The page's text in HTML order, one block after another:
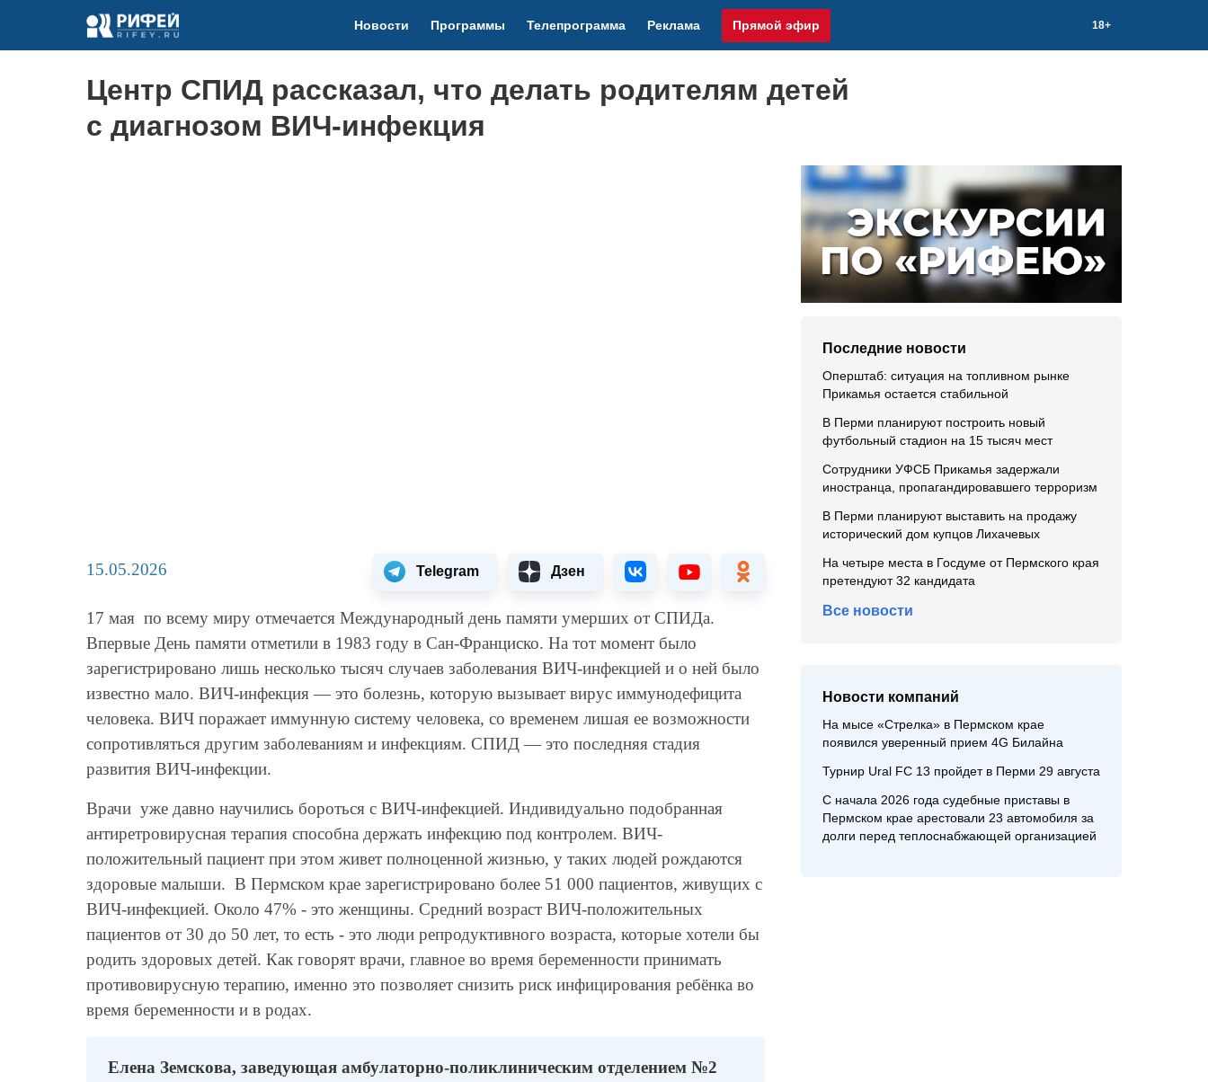
Новости Программы Телепрограмма Реклама Прямой эфир 18+
Центр СПИД рассказал, что делать родителям детей
с диагнозом ВИЧ-инфекция
15.05.2026 Telegram Дзен
17 мая по всему миру отмечается Международный день памяти умерших от СПИДа.
Впервые День памяти отметили в 1983 году в Сан-Франциско. На тот момент было
зарегистрировано лишь несколько тысяч случаев заболевания ВИЧ-инфекцией и о ней было
известно мало. ВИЧ-инфекция — это болезнь, которую вызывает вирус иммунодефицита
человека. ВИЧ поражает иммунную систему человека, со временем лишая ее возможности
сопротивляться другим заболеваниям и инфекциям. СПИД — это последняя стадия
развития ВИЧ-инфекции.
Врачи уже давно научились бороться с ВИЧ-инфекцией. Индивидуально подобранная
антиретровирусная терапия способна держать инфекцию под контролем. ВИЧ-
положительный пациент при этом живет полноценной жизнью, у таких людей рождаются
здоровые малыши. В Пермском крае зарегистрировано более 51 000 пациентов, живущих с
ВИЧ-инфекцией. Около 47% - это женщины. Средний возраст ВИЧ-положительных
пациентов от 30 до 50 лет, то есть - это люди репродуктивного возраста, которые хотели бы
родить здоровых детей. Как говорят врачи, главное во время беременности принимать
противовирусную терапию, именно это позволяет снизить риск инфицирования ребёнка во
время беременности и в родах.
Елена Земскова, заведующая амбулаторно-поликлиническим отделением №2
Последние новости
Оперштаб: ситуация на топливном рынке
Прикамья остается стабильной
В Перми планируют построить новый
футбольный стадион на 15 тысяч мест
Сотрудники УФСБ Прикамья задержали
иностранца, пропагандировавшего терроризм
В Перми планируют выставить на продажу
исторический дом купцов Лихачевых
На четыре места в Госдуме от Пермского края
претендуют 32 кандидата
Все новости
Новости компаний
На мысе «Стрелка» в Пермском крае
появился уверенный прием 4G Билайна
Турнир Ural FC 13 пройдет в Перми 29 августа
С начала 2026 года судебные приставы в
Пермском крае арестовали 23 автомобиля за
долги перед теплоснабжающей организацией